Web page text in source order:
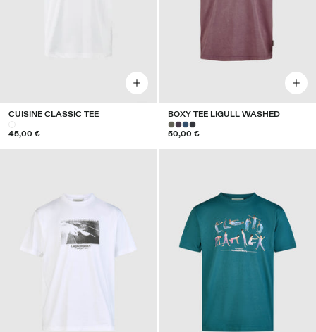
CUISINE CLASSIC TEE
45,00 €
BOXY TEE LIGULL WASHED
50,00 €